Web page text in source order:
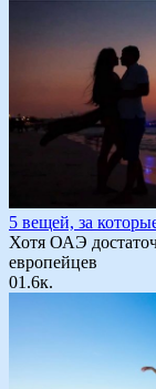
5 вещей, за
Хотя ОАЭ
европейцев
01.6к.